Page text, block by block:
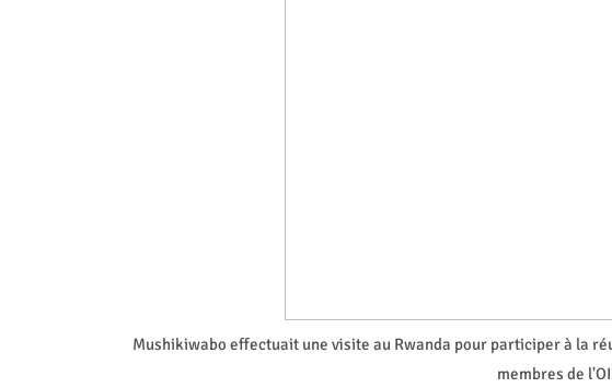
Mushikiwabo effectuait une visite au Rwanda pour participer à la
membres de